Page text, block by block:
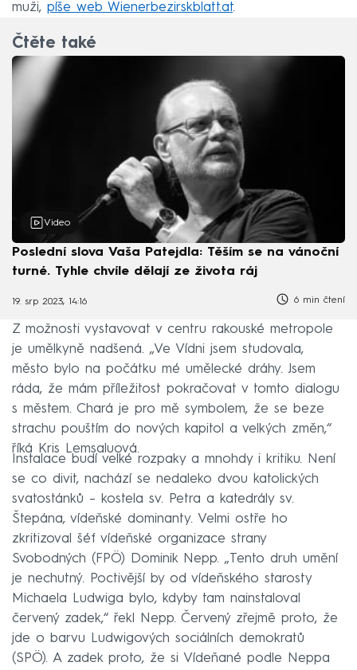
muži, píše web Wienerbezirskblatt.at.
Čtěte také
Video
Poslední slova Vaša Patejdla: Těším se na vánoční
turné. Tyhle chvíle dělají ze života ráj
19. srp 2023, 14:16 6 min čtení
Z možnosti vystavovat v centru rakouské metropole
je umělkyně nadšená. „Ve Vídni jsem studovala,
město bylo na počátku mé umělecké dráhy. Jsem
ráda, že mám příležitost pokračovat v tomto dialogu
s městem. Chará je pro mě symbolem, že se beze
strachu pouštím do nových kapitol a velkých změn,“
říká Kris Lemsaluová.
Instalace budí velké rozpaky a mnohdy i kritiku. Není
se co divit, nachází se nedaleko dvou katolických
svatostánků – kostela sv. Petra a katedrály sv.
Štepána, vídeňské dominanty. Velmi ostře ho
zkritizoval šéf vídeňské organizace strany
Svobodných (FPÖ) Dominik Nepp. „Tento druh umění
je nechutný. Poctivější by od vídeňského starosty
Michaela Ludwiga bylo, kdyby tam nainstaloval
červený zadek,“ řekl Nepp. Červený zřejmě proto, že
jde o barvu Ludwigových sociálních demokratů
(SPÖ). A zadek proto, že si Vídeňané podle Neppa